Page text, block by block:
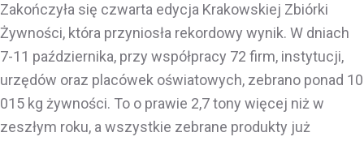
Zakończyła się czwarta edycja Krakowskiej Zbiórki
Żywności, która przyniosła rekordowy wynik. W dniach
7-11 października, przy współpracy 72 firm, instytucji,
urzędów oraz placówek oświatowych, zebrano ponad 10
015 kg żywności. To o prawie 2,7 tony więcej niż w
zeszłym roku, a wszystkie zebrane produkty już